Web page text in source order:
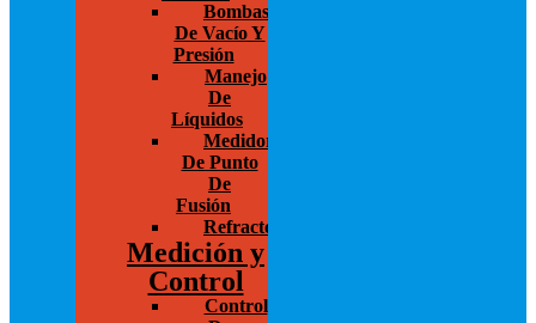
Bombas
De Vacío Y
Presión
Manejo
De
Líquidos
Medidores
De Punto
De
Fusión
Refractómetro
Medición y
Control
Control